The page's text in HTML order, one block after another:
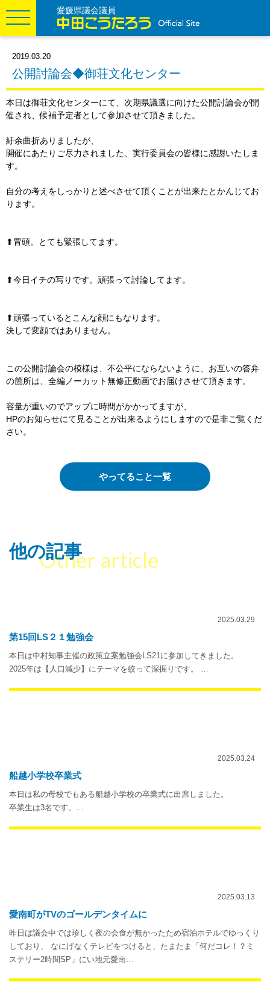
愛媛県議会議員
2019.03.20
公開討論会◆御荘文化センター
本日は御荘文化センターにて、次期県議選に向けた公開討論会が開
催され、候補予定者として参加させて頂きました。
紆余曲折ありましたが、
開催にあたりご尽力されました、実行委員会の皆様に感謝いたしま
す。
自分の考えをしっかりと述べさせて頂くことが出来たとかんじてお
ります。
⬆︎冒頭。とても緊張してます。
⬆︎今日イチの写りです。頑張って討論してます。
⬆︎頑張っているとこんな顔にもなります。
決して変顔ではありません。
この公開討論会の模様は、不公平にならないように、お互いの答弁
の箇所は、全編ノーカット無修正動画でお届けさせて頂きます。
容量が重いのでアップに時間がかかってますが、
HPのお知らせにて見ることが出来るようにしますので是非ご覧くだ
さい。
やってること一覧
他の記事
Other article
2025.03.29
第15回LS２１勉強会
本日は中村知事主催の政策立案勉強会LS21に参加してきました。
2025年は【人口減少】にテーマを絞って深掘りです。 …
2025.03.24
船越小学校卒業式
本日は私の母校でもある船越小学校の卒業式に出席しました。
卒業生は3名です。…
2025.03.13
愛南町がTVのゴールデンタイムに
昨日は議会中では珍しく夜の会食が無かったため宿泊ホテルでゆっくり
しており、 なにげなくテレビをつけると、たまたま「何だコレ！？ミ
ステリー2時間SP」にい地元愛南…